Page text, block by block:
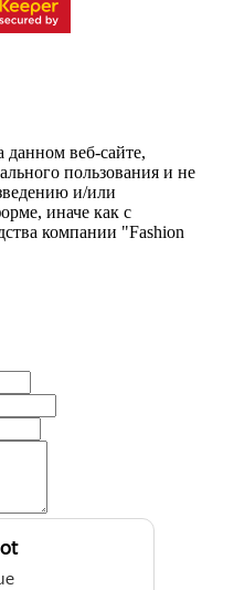
веб-сайте,
пользования и не
и/или
иначе как с
компании "Fashion